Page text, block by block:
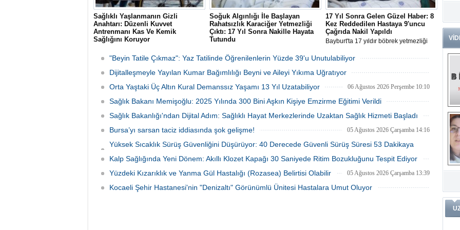
Sağlıklı Yaşlanmanın Gizli
Anahtarı: Düzenli Kuvvet
Antrenmanı Kas Ve Kemik
Sağlığını Koruyor
kaybı (sarkopeni) ve düşme riskine karşı
düzenli kuvvet antrenmanının önemine
dikkat çekerek, direnç egzersizlerinin
bütüncül faydalar sunduğunu belirtti.
Soğuk Algınlığı İle Başlayan
Rahatsızlık Karaciğer Yetmezliği
Çıktı: 17 Yıl Sonra Nakille Hayata
Tutundu
gittiği hastanede karaciğer yetmezliği
teşhisi konulan Özlem Aydemir, 17 yıldır
beklediği müjdeli habere kadavradan
17 Yıl Sonra Gelen Güzel Haber: 8
Kez Reddedilen Hastaya 9'uncu
Çağrıda Nakil Yapıldı
Bayburt'ta 17 yıldır böbrek yetmezliği
Mustafa Öztürk, 8 kez doku
uyumsuzluğu sebebiyle hüsrana
uğramasının ardından 9'uncu kez
hayata tutundu.
"Beyin Tatile Çıkmaz": Yaz Tatilinde Öğrenilenlerin Yüzde 39'u Unutulabiliyor
Dijitalleşmeyle Yayılan Kumar Bağımlılığı Beyni ve Aileyi Yıkıma Uğratıyor
06 Ağustos 2026 Perşembe 10:45
Orta Yaştaki Üç Altın Kural Demanssız Yaşamı 13 Yıl Uzatabiliyor 06 Ağustos 2026 Perşembe 10:10
Sağlık Bakanı Memişoğlu: 2025 Yılında 300 Bini Aşkın Kişiye Emzirme Eğitimi Verildi
05 Ağustos 2026 Çarşamba 15:28
Sağlık Bakanlığı'ndan Dijital Adım: Sağlıklı Hayat Merkezlerinde Uzaktan Sağlık Hizmeti Başladı
05 Ağustos 2026 Çarşamba 14:28
Bursa’yı sarsan taciz iddiasında şok gelişme! 05 Ağustos 2026 Çarşamba 14:16
Yüksek Sıcaklık Sürüş Güvenliğini Düşürüyor: 40 Derecede Güvenli Sürüş Süresi 53 Dakikaya
İniyor
Kalp Sağlığında Yeni Dönem: Akıllı Klozet Kapağı 30 Saniyede Ritim Bozukluğunu Tespit Ediyor
05 Ağustos 2026 Çarşamba 14:00
Yüzdeki Kızarıklık ve Yanma Gül Hastalığı (Rozasea) Belirtisi Olabilir 05 Ağustos 2026 Çarşamba 13:39
Kocaeli Şehir Hastanesi'nin "Denizaltı" Görünümlü Ünitesi Hastalara Umut Oluyor